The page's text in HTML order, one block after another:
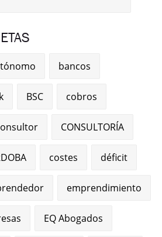
bancos
BSC cobros
CONSULTORÍA
costes déficit
emprendimiento
EQ Abogados